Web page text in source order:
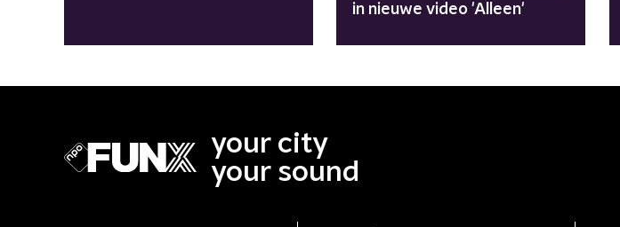
in nieuwe video 'Alleen'
your city
your sound